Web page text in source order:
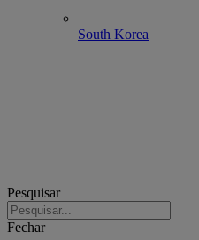
South Korea
Pesquisar
Fechar